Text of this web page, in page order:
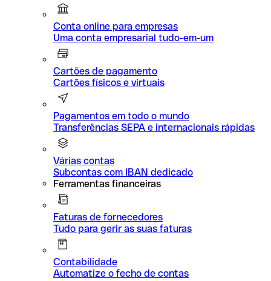
Conta online para empresas
Uma conta empresarial tudo-em-um
Cartões de pagamento
Cartões físicos e virtuais
Pagamentos em todo o mundo
Transferências SEPA e internacionais rápidas
Várias contas
Subcontas com IBAN dedicado
Ferramentas financeiras
Faturas de fornecedores
Tudo para gerir as suas faturas
Contabilidade
Automatize o fecho de contas